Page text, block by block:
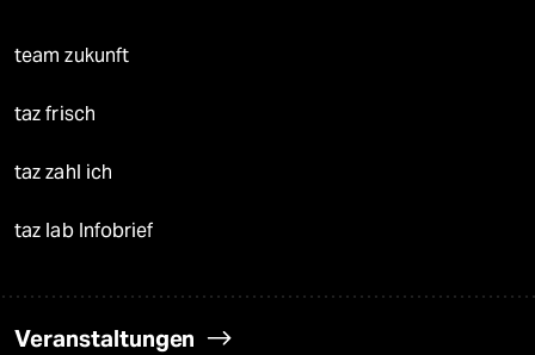
team zukunft
taz frisch
taz zahl ich
taz lab Infobrief
Veranstaltungen